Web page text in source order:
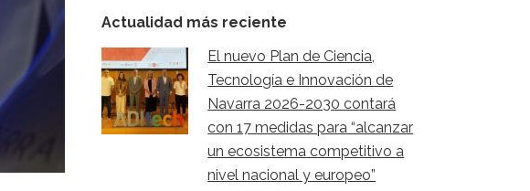
Actualidad más reciente
El nuevo Plan de Ciencia,
Tecnología e Innovación de
Navarra 2026-2030 contará
con 17 medidas para “alcanzar
un ecosistema competitivo a
nivel nacional y europeo”